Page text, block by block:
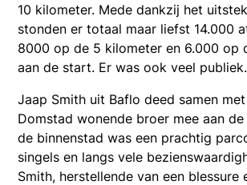
10 kilometer. Mede dankzij het
stonden er totaal maar liefst 14.000
8000 op de 5 kilometer en 6.000 op
aan de start. Er was ook veel publiek.
Jaap Smith uit Baflo deed samen
Domstad wonende broer mee aan
de binnenstad was een prachtig
singels en langs vele
Smith, herstellende van een blessure